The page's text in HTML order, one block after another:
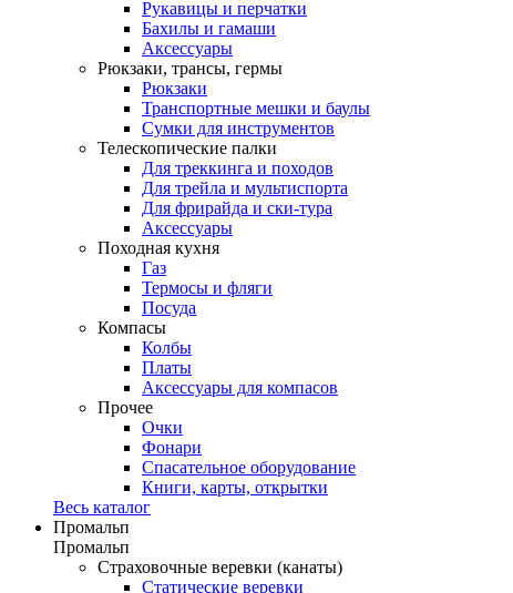
Рукавицы и перчатки
Бахилы и гамаши
Аксессуары
Рюкзаки, трансы, гермы
Рюкзаки
Транспортные мешки и баулы
Сумки для инструментов
Телескопические палки
Для треккинга и походов
Для трейла и мультиспорта
Для фрирайда и ски-тура
Аксессуары
Походная кухня
Газ
Термосы и фляги
Посуда
Компасы
Колбы
Платы
Аксессуары для компасов
Прочее
Очки
Фонари
Спасательное оборудование
Книги, карты, открытки
Весь каталог
Промальп
Промальп
Страховочные веревки (канаты)
Статические веревки